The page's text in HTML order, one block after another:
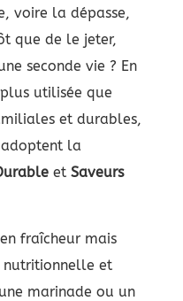
voire la dépasse,
que de le jeter,
seconde vie ? En
utilisée que
et durables,
la
et Saveurs
fraîcheur mais
nutritionnelle et
marinade ou un